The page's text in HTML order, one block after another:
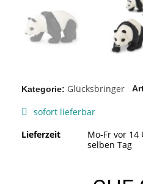
Kategorie Glücksbringer
sofort lieferbar
Lieferzeit
Mo-Fr vor 14
selben Tag